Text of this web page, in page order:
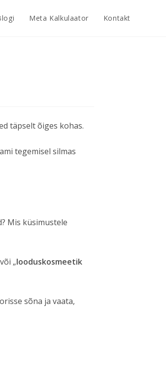
Meta Kalkulaator Kontakt
täpselt õiges kohas.
tegemisel silmas
Mis küsimustele
„looduskosmeetik
sõna ja vaata,